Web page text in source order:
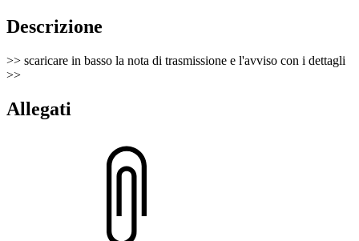
Descrizione
>> scaricare in basso la nota di trasmissione e l'avviso con i dettagli
>>
Allegati